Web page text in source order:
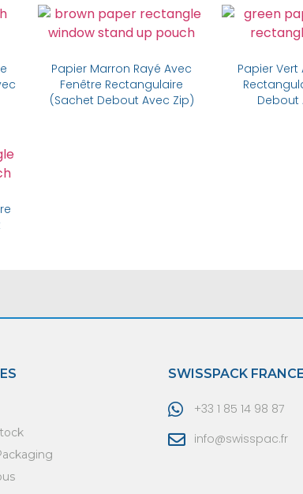
Papier Marron Rayé Avec
Fenêtre Rectangulaire
(Sachet Debout Avec Zip)
Buy Now
Papier Vert
Debout
SWISSPACK FRANCE
+33 1 85 14 98 87
info@swisspac.fr